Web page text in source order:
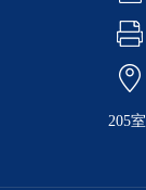
205室